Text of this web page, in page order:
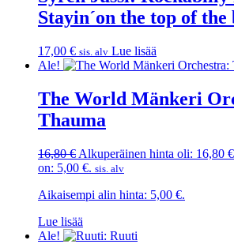
Stayin´on the top of the
17,00 € sis. alv Lue lisää
Ale!
The World Mänkeri
Thauma
16,80€ Alkuperäinen hinta oli: 16,80
on: 5,00 €. sis. alv
Aikaisempi alin hinta: 5,00 €.
Lue lisää
Ale!